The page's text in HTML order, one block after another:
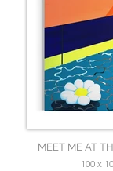
MEET ME AT
100 x